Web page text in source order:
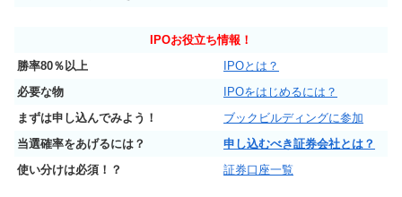
IPOお役立ち情報！
勝率80％以上
IPOとは？
必要な物
IPOをはじめるには？
まずは申し込んでみよう！
ブックビルディングに参加
当選確率をあげるには？
申し込むべき証券会社とは？
使い分けは必須！？
証券口座一覧